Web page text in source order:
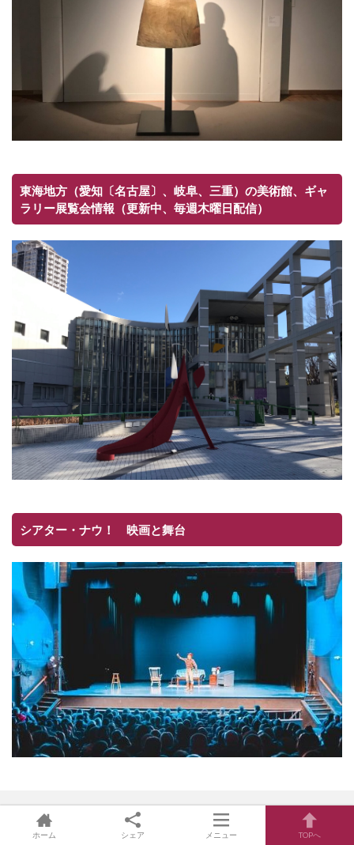
東海地方（愛知〔名古屋〕、岐阜、三重）の美術館、ギャ
ラリー展覧会情報（更新中、毎週木曜日配信）
シアター・ナウ！ 映画と舞台
その他 の最新記事８件
ホーム シェア メニュー TOPへ